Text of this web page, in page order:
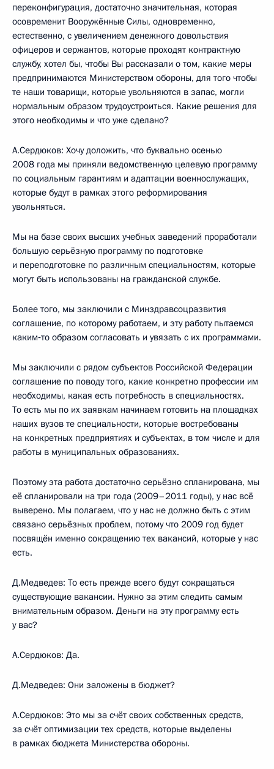
переконфигурация, достаточно значительная, которая
осовременит Вооружённые Силы, одновременно,
естественно, с увеличением денежного довольствия
офицеров и сержантов, которые проходят контрактную
службу, хотел бы, чтобы Вы рассказали о том, какие меры
предпринимаются Министерством обороны, для того чтобы
те наши товарищи, которые увольняются в запас, могли
нормальным образом трудоустроиться. Какие решения для
этого необходимы и что уже сделано?
А.Сердюков: Хочу доложить, что буквально осенью
2008 года мы приняли ведомственную целевую программу
по социальным гарантиям и адаптации военнослужащих,
которые будут в рамках этого реформирования
увольняться.
Мы на базе своих высших учебных заведений проработали
большую серьёзную программу по подготовке
и переподготовке по различным специальностям, которые
могут быть использованы на гражданской службе.
Более того, мы заключили с Минздравсоцразвития
соглашение, по которому работаем, и эту работу пытаемся
каким‑то образом согласовать и увязать с их программами.
Мы заключили с рядом субъектов Российской Федерации
соглашение по поводу того, какие конкретно профессии им
необходимы, какая есть потребность в специальностях.
То есть мы по их заявкам начинаем готовить на площадках
наших вузов те специальности, которые востребованы
на конкретных предприятиях и субъектах, в том числе и для
работы в муниципальных образованиях.
Поэтому эта работа достаточно серьёзно спланирована, мы
её спланировали на три года (2009–2011 годы), у нас всё
выверено. Мы полагаем, что у нас не должно быть с этим
связано серьёзных проблем, потому что 2009 год будет
посвящён именно сокращению тех вакансий, которые у нас
есть.
Д.Медведев: То есть прежде всего будут сокращаться
существующие вакансии. Нужно за этим следить самым
внимательным образом. Деньги на эту программу есть
у вас?
А.Сердюков: Да.
Д.Медведев: Они заложены в бюджет?
А.Сердюков: Это мы за счёт своих собственных средств,
за счёт оптимизации тех средств, которые выделены
в рамках бюджета Министерства обороны.